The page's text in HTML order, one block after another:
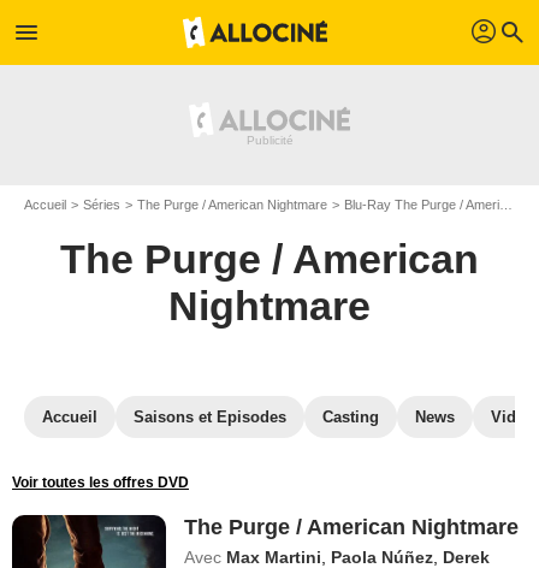
menu profil search
Accueil Séries The Purge / American Nightmare Blu-Ray The Purge / American Nightmare
The Purge / American
Nightmare
Accueil Saisons et Episodes Casting News
Voir toutes les offres DVD
The Purge / American Nightmare
Avec Max Martini Paola Núñez Derek